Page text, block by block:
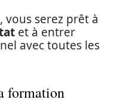
vous serez prêt à
et à entrer
avec toutes les
formation